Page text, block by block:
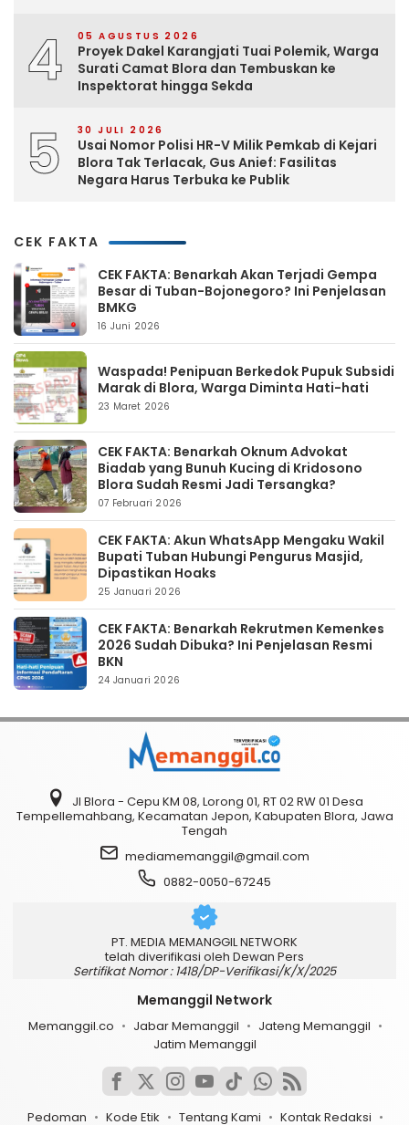
4 05 AGUSTUS 2026
Proyek Dakel Karangjati Tuai Polemik, Warga
Surati Camat Blora dan Tembuskan ke
Inspektorat hingga Sekda
5 30 JULI 2026
Usai Nomor Polisi HR-V Milik Pemkab di Kejari
Blora Tak Terlacak, Gus Anief: Fasilitas
Negara Harus Terbuka ke Publik
CEK FAKTA
CEK FAKTA: Benarkah Akan Terjadi Gempa
Besar di Tuban-Bojonegoro? Ini Penjelasan
BMKG
16 Juni 2026
Waspada! Penipuan Berkedok Pupuk Subsidi
Marak di Blora, Warga Diminta Hati-hati
23 Maret 2026
CEK FAKTA: Benarkah Oknum Advokat
Biadab yang Bunuh Kucing di Kridosono
Blora Sudah Resmi Jadi Tersangka?
07 Februari 2026
CEK FAKTA: Akun WhatsApp Mengaku Wakil
Bupati Tuban Hubungi Pengurus Masjid,
Dipastikan Hoaks
25 Januari 2026
CEK FAKTA: Benarkah Rekrutmen Kemenkes
2026 Sudah Dibuka? Ini Penjelasan Resmi
BKN
24 Januari 2026
Jl Blora - Cepu KM 08, Lorong 01, RT 02 RW 01 Desa
Tempellemahbang, Kecamatan Jepon, Kabupaten Blora, Jawa
Tengah
mediamemanggil@gmail.com
0882-0050-67245
PT. MEDIA MEMANGGIL NETWORK
telah diverifikasi oleh Dewan Pers
Sertifikat Nomor : 1418/DP-Verifikasi/K/X/2025
Memanggil Network
Memanggil.co Jabar Memanggil
Jateng Memanggil
Jatim Memanggil
Pedoman Kode Etik Tentang Kami Kontak Redaksi